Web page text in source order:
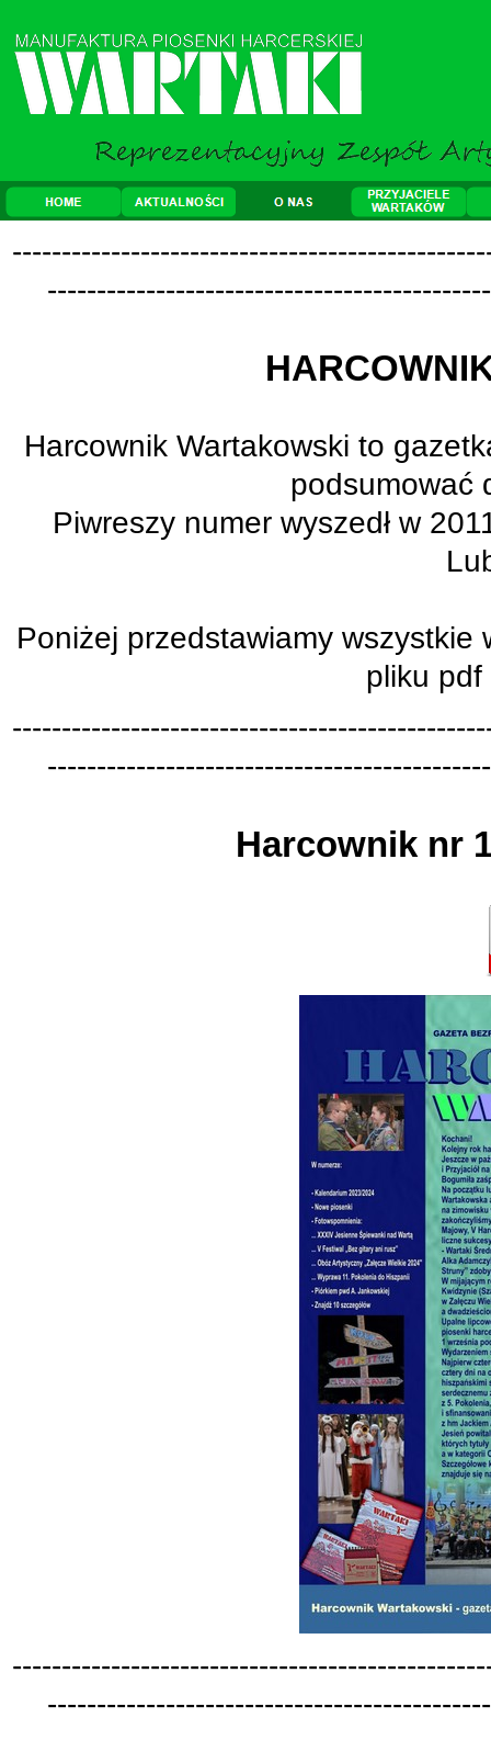
------------------------------------------------
---------------------------------------------
Harcownik Wartakowski to
podsumować
Piwreszy numer wyszedł w
Poniżej przedstawiamy
pliku
------------------------------------------------
---------------------------------------------
Harcownik nr
------------------------------------------------
---------------------------------------------